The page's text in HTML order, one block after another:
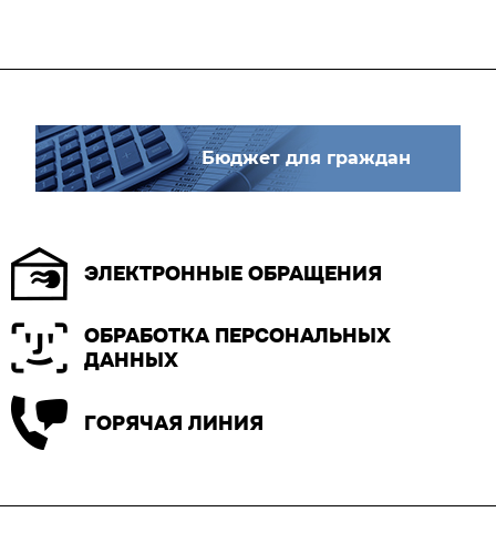
Бюджет для граждан
ЭЛЕКТРОННЫЕ ОБРАЩЕНИЯ
ОБРАБОТКА ПЕРСОНАЛЬНЫХ
ДАННЫХ
ГОРЯЧАЯ ЛИНИЯ